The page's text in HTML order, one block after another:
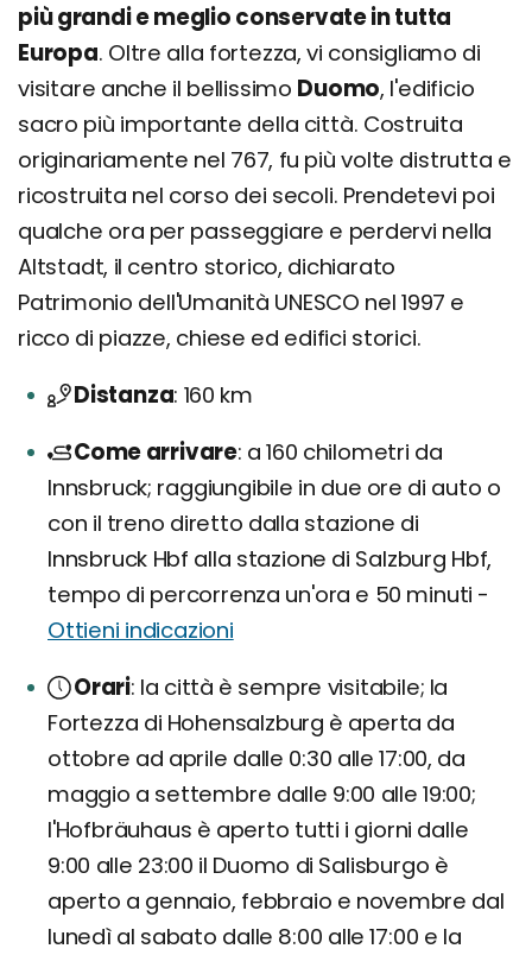
più grandi e meglio conservate in tutta
Europa. Oltre alla fortezza, vi consigliamo di
visitare anche il bellissimo Duomo, l'edificio
sacro più importante della città. Costruita
originariamente nel 767, fu più volte distrutta e
ricostruita nel corso dei secoli. Prendetevi poi
qualche ora per passeggiare e perdervi nella
Altstadt, il centro storico, dichiarato
Patrimonio dell'Umanità UNESCO nel 1997 e
ricco di piazze, chiese ed edifici storici.
Distanza 160 km
Come arrivare a 160 chilometri da
Innsbruck; raggiungibile in due ore di auto o
con il treno diretto dalla stazione di
Innsbruck Hbf alla stazione di Salzburg Hbf,
tempo di percorrenza un'ora e 50 minuti -
Ottieni indicazioni
Orari la città è sempre visitabile; la
Fortezza di Hohensalzburg è aperta da
ottobre ad aprile dalle 0:30 alle 17:00, da
maggio a settembre dalle 9:00 alle 19:00;
l'Hofbräuhaus è aperto tutti i giorni dalle
9:00 alle 23:00 il Duomo di Salisburgo è
aperto a gennaio, febbraio e novembre dal
lunedì al sabato dalle 8:00 alle 17:00 e la